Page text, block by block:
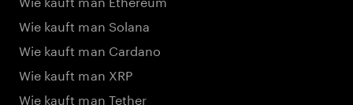
Wie kauft man Solana
Wie kauft man Cardano
Wie kauft man XRP
Wie kauft man Tether